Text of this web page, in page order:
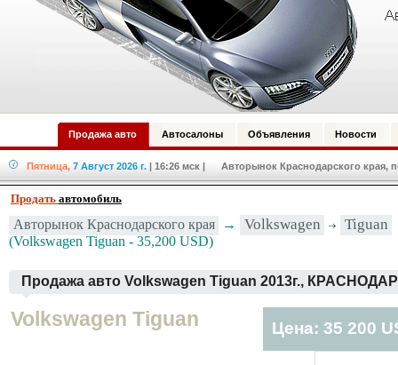
Продажа авто Автосалоны Объявления Новости
Пятница, 7 Август 2026 г. | 16:26 мск | Авторынок Краснодарского края,
Продать автомобиль
Авторынок Краснодарского края → Volkswagen Tiguan
(Volkswagen Tiguan - 35,200 USD)
Продажа авто Volkswagen Tiguan 2013г., КРАСНОДАР
Volkswagen Tiguan Цена: 35 200